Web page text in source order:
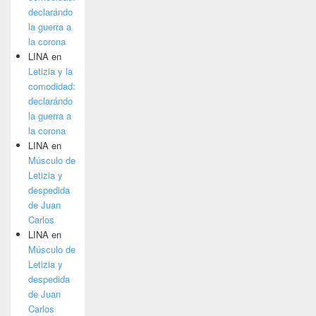
declarándo
la guerra a
la corona
LINA en
Letizia y la
comodidad:
declarándo
la guerra a
la corona
LINA en
Músculo de
Letizia y
despedida
de Juan
Carlos
LINA en
Músculo de
Letizia y
despedida
de Juan
Carlos